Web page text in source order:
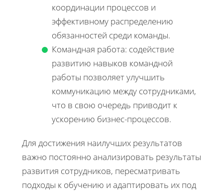
координации процессов и
эффективному распределению
обязанностей среди команды.
Командная работа: содействие
развитию навыков командной
работы позволяет улучшить
коммуникацию между сотрудниками,
что в свою очередь приводит к
ускорению бизнес-процессов.
Для достижения наилучших результатов
важно постоянно анализировать результаты
развития сотрудников, пересматривать
подходы к обучению и адаптировать их под